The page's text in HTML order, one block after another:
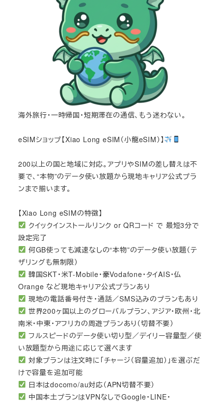
海外旅行・一時帰国・短期滞在の通信、もう迷わない。
eSIMショップ【Xiao Long eSIM（小龍eSIM）】
200以上の国と地域に対応。アプリやSIMの差し替えは不
要で、“本物”のデータ使い放題から現地キャリア公式プラ
ンまで揃います。
【Xiao Long eSIMの特徴】
クイックインストールリンク or QRコード で 最短3分で
設定完了
何GB使っても減速なしの“本物”のデータ使い放題（テ
ザリングも無制限）
韓国SKT・米T-Mobile・豪Vodafone・タイAIS・仏
Orange など現地キャリア公式プランあり
現地の電話番号付き・通話／SMS込みのプランもあり
世界200ヶ国以上のグローバルプラン、アジア・欧州・北
南米・中東・アフリカの周遊プランあり（切替不要）
フルスピードのデータ使い切り型／デイリー容量型／使
い放題型から用途に応じて選べます
対象プランは注文時に「チャージ（容量追加）」を選ぶだ
けで容量を追加可能
日本はdocomo/au対応（APN切替不要）
中国本土プランはVPNなしでGoogle・LINE・